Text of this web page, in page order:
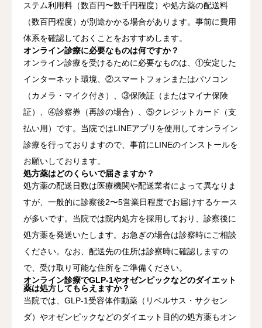
ステム利用料（数百円〜数千円程度）や処方薬の配送料
（数百円程度）が別途かかる場合があります。事前に費用
体系を確認しておくことをおすすめします。
オンライン診療に必要なものは何ですか？
オンライン診療を受けるために必要なものは、①安定した
インターネット環境、②スマートフォンまたはパソコン
（カメラ・マイク付き）、③保険証（またはマイナ保険
証）、④診察券（再診の場合）、⑤クレジットカード（支
払い用）です。当院ではLINEアプリを使用してオンライン
診療を行っておりますので、事前にLINEのインストールを
お願いしております。
処方薬はどのくらいで届きますか？
処方薬の配送日数は医療機関や配送業者によって異なりま
すが、一般的に診察後2〜5営業日程度でお届けするケース
が多いです。当院では院内処方を採用しており、診察後に
処方薬を発送いたします。お急ぎの場合は診察時にご相談
ください。なお、配送先の住所は診察時に確認しますの
で、受け取り可能な住所をご準備ください。
オンライン診療でGLP-1やオゼンピックなどのダイエット
薬は処方してもらえますか？
当院では、GLP-1受容体作動薬（リベルサス・サクセン
ダ）やオゼンピックなどのダイエット目的の処方薬もオン